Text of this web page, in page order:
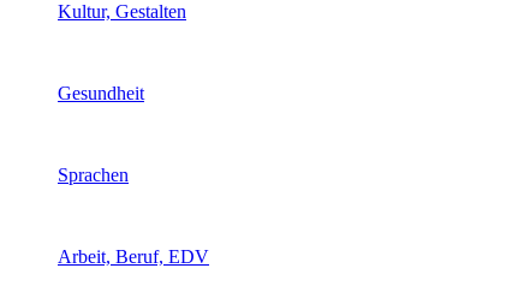
Kultur, Gestalten
Gesundheit
Sprachen
Arbeit, Beruf, EDV